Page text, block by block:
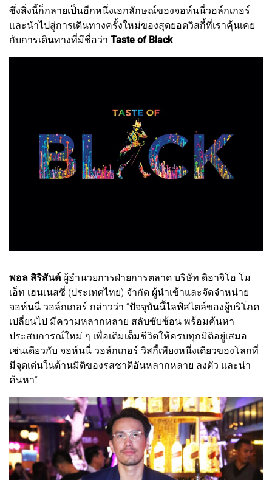
ซึ่งสิ่งนี้ก็กลายเป็นอีกหนึ่งเอกลักษณ์ของจอห์นนี่วอล์กเกอร์
และนำไปสู่การเดินทางครั้งใหม่ของสุดยอดวิสกี้ที่เราคุ้นเคย
กับการเดินทางที่มีชื่อว่า Taste of Black
พอล สิริสันต์ ผู้อำนวยการฝ่ายการตลาด บริษัท ดิอาจิโอ โม
เอ็ท เฮนเนสซี่ (ประเทศไทย) จำกัด ผู้นำเข้าและจัดจำหน่าย
จอห์นนี่ วอล์กเกอร์ กล่าวว่า “ปัจจุบันนี้ไลฟ์สไตล์ของผู้บริโภค
เปลี่ยนไป มีความหลากหลาย สลับซับซ้อน พร้อมค้นหา
ประสบการณ์ใหม่ ๆ เพื่อเติมเต็มชีวิตให้ครบทุกมิติอยู่เสมอ
เช่นเดียวกับ จอห์นนี่ วอล์กเกอร์ วิสกี้เพียงหนึ่งเดียวของโลกที่
มีจุดเด่นในด้านมิติของรสชาติอันหลากหลาย ลงตัว และน่า
ค้นหา“